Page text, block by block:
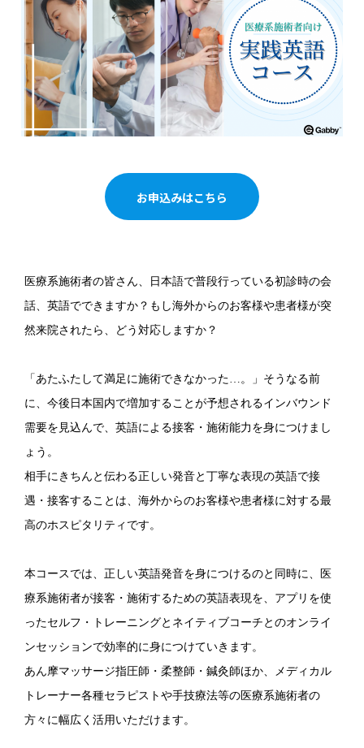
お申込みはこちら
医療系施術者の皆さん、日本語で普段行っている初診時の会
話、英語でできますか？もし海外からのお客様や患者様が突
然来院されたら、どう対応しますか？
「あたふたして満足に施術できなかった…。」そうなる前
に、今後日本国内で増加することが予想されるインバウンド
需要を見込んで、英語による接客・施術能力を身につけまし
ょう。
相手にきちんと伝わる正しい発音と丁寧な表現の英語で接
遇・接客することは、海外からのお客様や患者様に対する最
高のホスピタリティです。
本コースでは、正しい英語発音を身につけるのと同時に、医
療系施術者が接客・施術するための英語表現を、アプリを使
ったセルフ・トレーニングとネイティブコーチとのオンライ
ンセッションで効率的に身につけていきます。
あん摩マッサージ指圧師・柔整師・鍼灸師ほか、メディカル
トレーナー各種セラピストや手技療法等の医療系施術者の
方々に幅広く活用いただけます。